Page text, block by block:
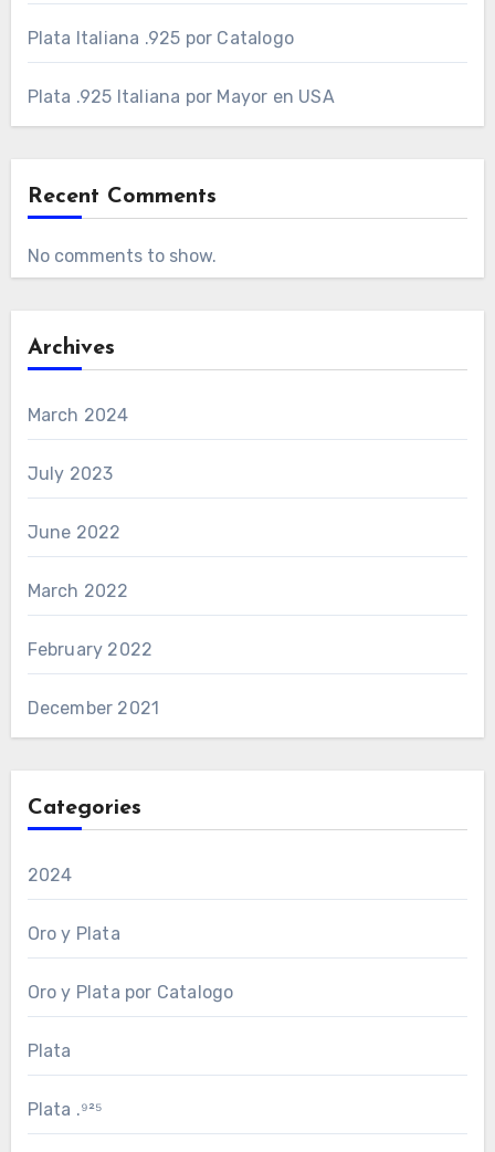
Plata Italiana .925 por Catalogo
Plata .925 Italiana por Mayor en USA
Recent Comments
No comments to show.
Archives
March 2024
July 2023
June 2022
March 2022
February 2022
December 2021
Categories
2024
Oro y Plata
Oro y Plata por Catalogo
Plata
Plata .⁹²⁵